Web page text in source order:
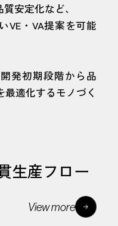
安定化など、
VE・VA提案を可能
発初期段階から品
適化するモノづく
生産フロー
View more